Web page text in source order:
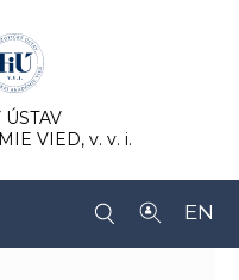
VIED, v. v. i.
EN